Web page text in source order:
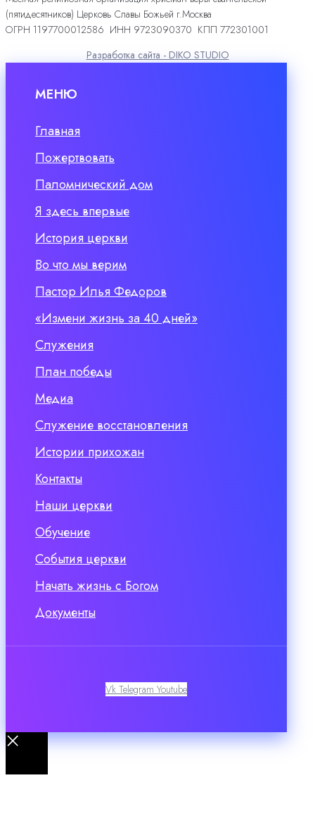
(пятидесятников) Церковь Славы Божьей г.Москва
ОГРН 1197700012586 ИНН 9723090370 КПП 772301001
Разработка сайта - DIKO STUDIO
МЕНЮ
Главная
Пожертвовать
Паломнический дом
Я здесь впервые
История церкви
Во что мы верим
Пастор Илья Федоров
«Измени жизнь за 40 дней»
Служения
План победы
Медиа
Служение восстановления
Истории прихожан
Контакты
Наши церкви
Обучение
События церкви
Начать жизнь с Богом
Документы
Vk Telegram Youtube